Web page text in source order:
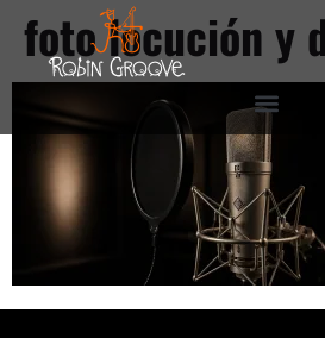
foto locución y